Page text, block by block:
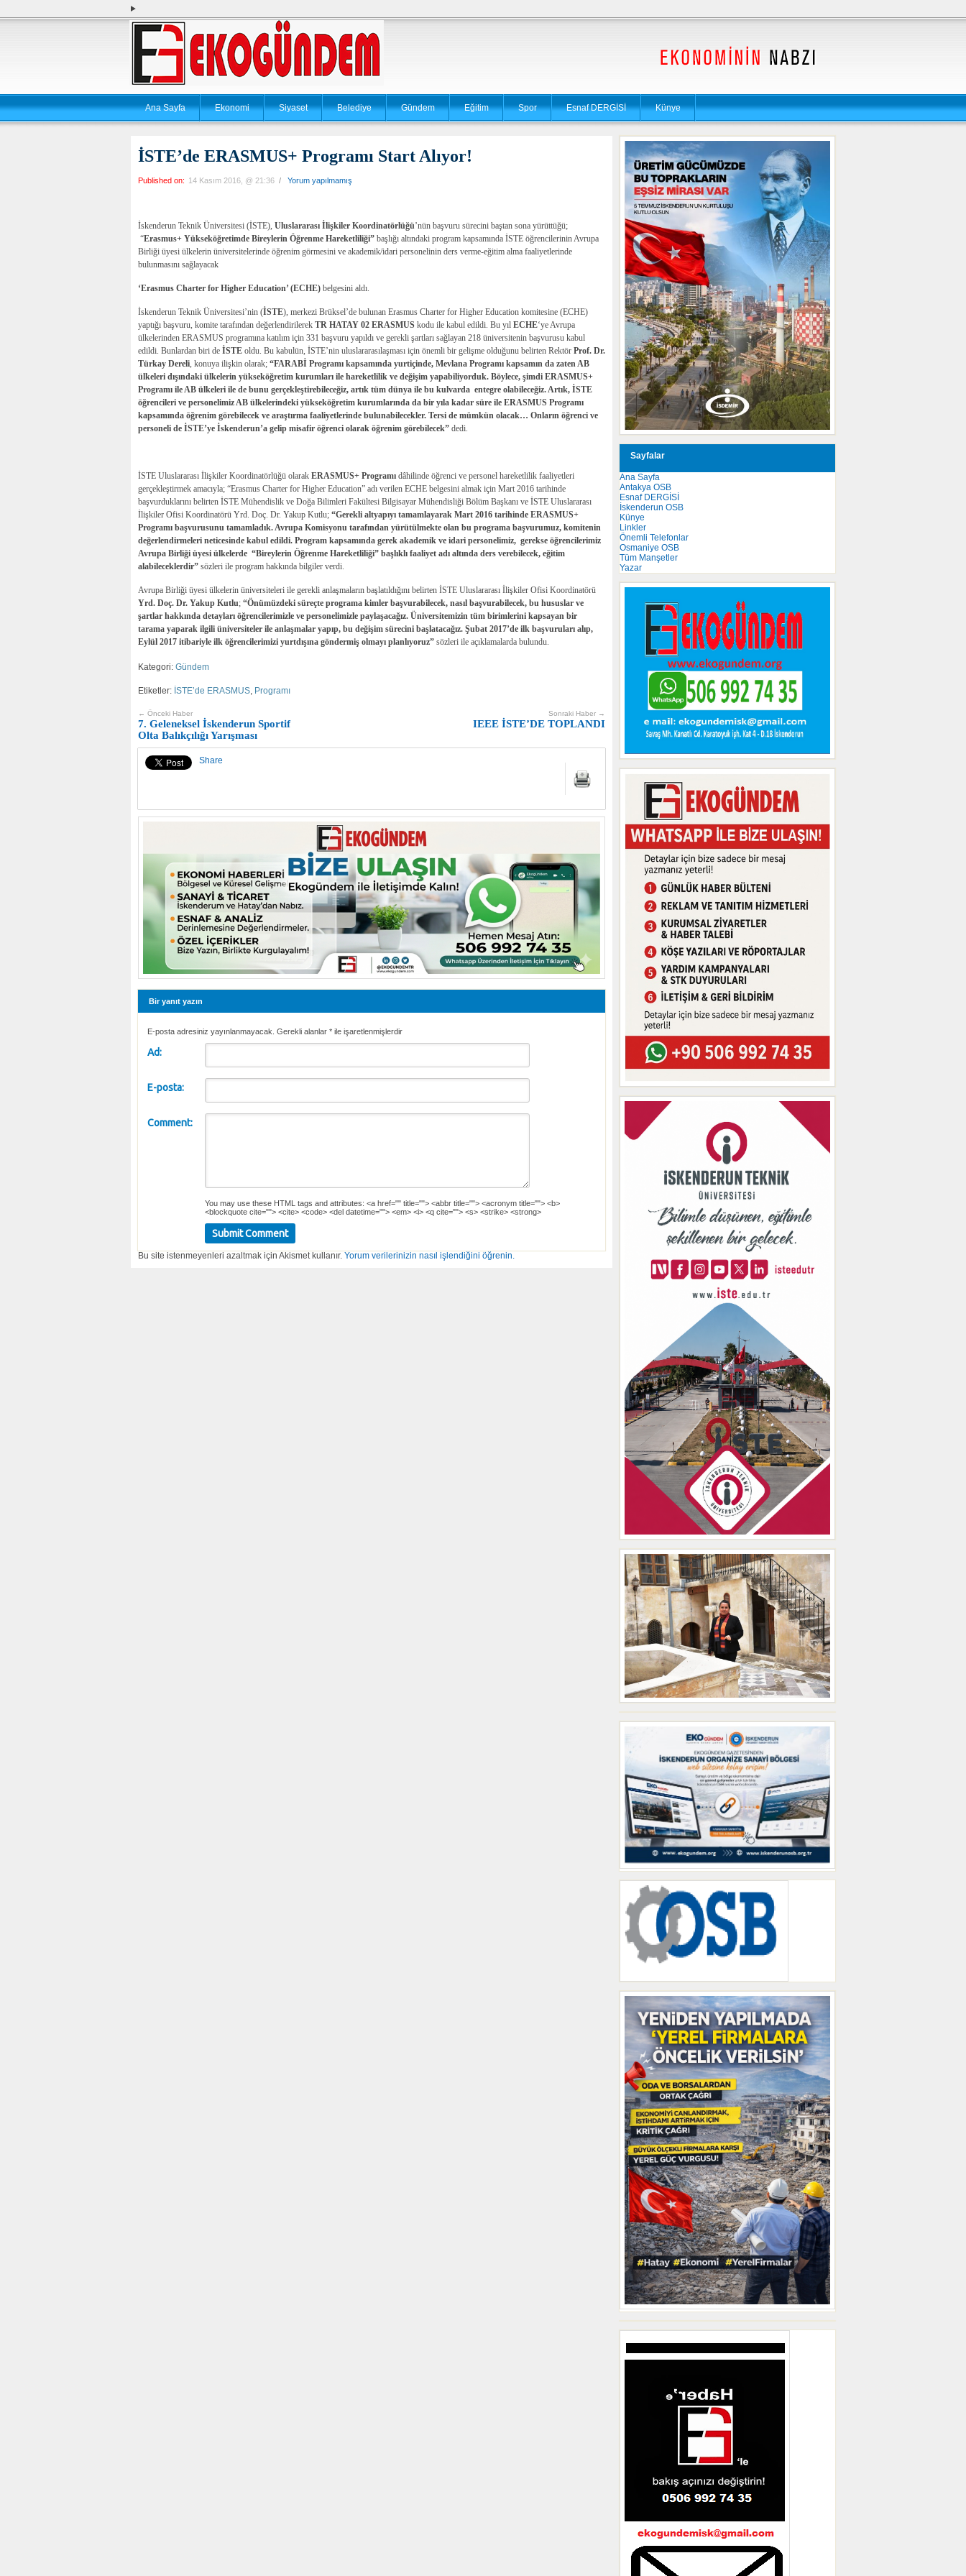
Ana Sayfa Ekonomi Siyaset Belediye Gündem Eğitim Spor Esnaf DERGİSİ Künye
İSTE’de ERASMUS+ Programı Start Alıyor!
Published on: 14 Kasım 2016, @ 21:36 / Yorum yapılmamış
İskenderun Teknik Üniversitesi (İSTE), Uluslararası İlişkiler Koordinatörlüğü’nün başvuru sürecini baştan sona yürüttüğü;
“Erasmus+ Yükseköğretimde Bireylerin Öğrenme Hareketliliği” başlığı altındaki program kapsamında İSTE öğrencilerinin Avrupa
Birliği üyesi ülkelerin üniversitelerinde öğrenim görmesini ve akademik/idari personelinin ders verme-eğitim alma faaliyetlerinde
bulunmasını sağlayacak
‘Erasmus Charter for Higher Education’ (ECHE) belgesini aldı.
İskenderun Teknik Üniversitesi’nin (İSTE), merkezi Brüksel’de bulunan Erasmus Charter for Higher Education komitesine (ECHE)
yaptığı başvuru, komite tarafından değerlendirilerek TR HATAY 02 ERASMUS kodu ile kabul edildi. Bu yıl ECHE‘ye Avrupa
ülkelerinden ERASMUS programına katılım için 331 başvuru yapıldı ve gerekli şartları sağlayan 218 üniversitenin başvurusu kabul
edildi. Bunlardan biri de İSTE oldu. Bu kabulün, İSTE’nin uluslararasılaşması için önemli bir gelişme olduğunu belirten Rektör Prof. Dr.
Türkay Dereli, konuya ilişkin olarak; “FARABİ Programı kapsamında yurtiçinde, Mevlana Programı kapsamın da zaten AB
ülkeleri dışındaki ülkelerin yükseköğretim kurumları ile hareketlilik ve değişim yapabiliyorduk. Böylece, şimdi ERASMUS+
Programı ile AB ülkeleri ile de bunu gerçekleştirebileceğiz, artık tüm dünya ile bu kulvarda entegre olabileceğiz. Artık, İSTE
öğrencileri ve personelimiz AB ülkelerindeki yükseköğretim kurumlarında da bir yıla kadar süre ile ERASMUS Programı
kapsamında öğrenim görebilecek ve araştırma faaliyetlerinde bulunabilecekler. Tersi de mümkün olacak… Onların öğrenci ve
personeli de İSTE’ye İskenderun’a gelip misafir öğrenci olarak öğrenim görebilecek” dedi.
İSTE Uluslararası İlişkiler Koordinatörlüğü olarak ERASMUS+ Programı dâhilinde öğrenci ve personel hareketlilik faaliyetleri
gerçekleştirmek amacıyla; “Erasmus Charter for Higher Education” adı verilen ECHE belgesini almak için Mart 2016 tarihinde
başvurduklarını belirten İSTE Mühendislik ve Doğa Bilimleri Fakültesi Bilgisayar Mühendisliği Bölüm Başkanı ve İSTE Uluslararası
İlişkiler Ofisi Koordinatörü Yrd. Doç. Dr. Yakup Kutlu; “Gerekli altyapıyı tamamlayarak Mart 2016 tarihinde ERASMUS+
Programı başvurusunu tamamladık. Avrupa Komisyonu tarafından yürütülmekte olan bu programa başvurumuz, komitenin
değerlendirmeleri neticesinde kabul edildi. Program kapsamında gerek akademik ve idari personelimiz, gerekse öğrencilerimiz
Avrupa Birliği üyesi ülkelerde “Bireylerin Öğrenme Hareketliliği” başlıklı faaliyet adı altında ders verebilecek, eğitim
alabileceklerdir” sözleri ile program hakkında bilgiler verdi.
Avrupa Birliği üyesi ülkelerin üniversiteleri ile gerekli anlaşmaların başlatıldığını belirten İSTE Uluslararası İlişkiler Ofisi Koordinatörü
Yrd. Doç. Dr. Yakup Kutlu; “Önümüzdeki süreçte programa kimler başvurabilecek, nasıl başvurabilecek, bu hususlar ve
şartlar hakkında detayları öğrencilerimizle ve personelimizle paylaşacağız. Üniversitemizin tüm birimlerini kapsayan bir
tarama yaparak ilgili üniversiteler ile anlaşmalar yapıp, bu değişim sürecini başlatacağız. Şubat 2017’de ilk başvuruları alıp,
Eylül 2017 itibariyle ilk öğrencilerimizi yurtdışına göndermiş olmayı planlıyoruz” sözleri ile açıklamalarda bulundu.
Kategori: Gündem
Etiketler: İSTE’de ERASMUS, Programı
Sonraki Haber →
IEEE İSTE’DE TOPLANDI
← Önceki Haber
7. Geleneksel İskenderun Sportif
Olta Balıkçılığı Yarışması
Share
Bir yanıt yazın
E-posta adresiniz yayınlanmayacak. Gerekli alanlar * ile işaretlenmişlerdir
Ad:
E-posta:
Comment:
You may use these HTML tags and attributes: <a href="" title=""> <abbr title=""> <acronym title=""> <b>
<blockquote cite=""> <cite> <code> <del datetime=""> <em> <i> <q cite=""> <s> <strike> <strong>
Bu site istenmeyenleri azaltmak için Akismet kullanır. Yorum verilerinizin nasıl işlendiğini öğrenin.
Sayfalar
Ana Sayfa
Antakya OSB
Esnaf DERGİSİ
İskenderun OSB
Künye
Linkler
Önemli Telefonlar
Osmaniye OSB
Tüm Manşetler
Yazar